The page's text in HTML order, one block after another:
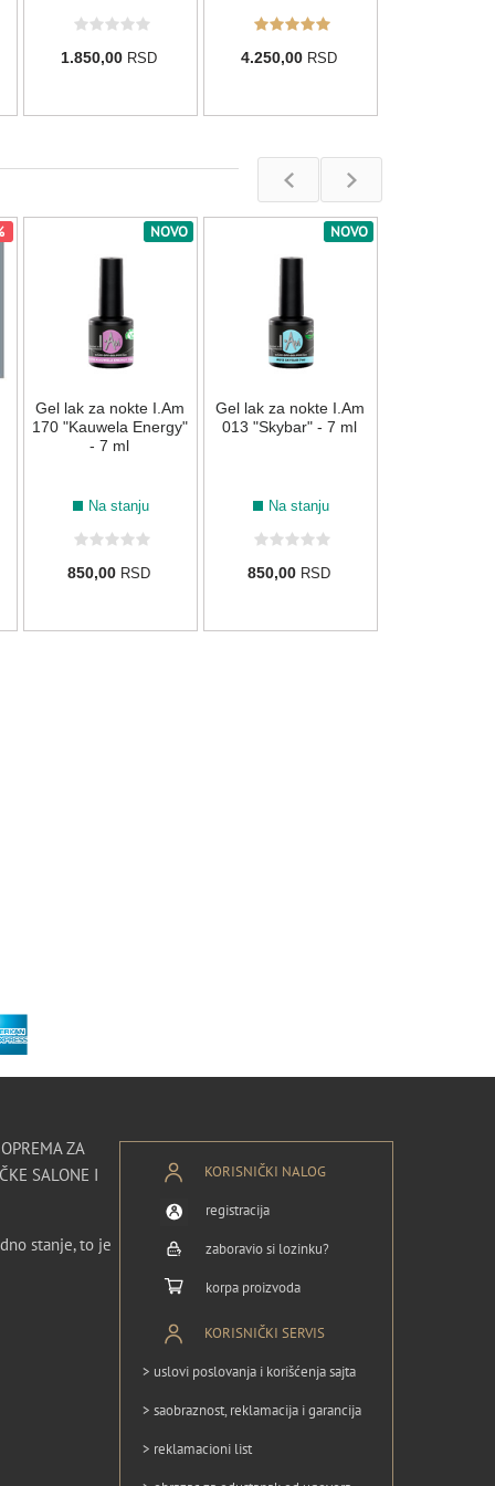
1.850,00 RSD 4.250,00 RSD
NOVO
Gel lak za nokte I.Am
170 "Kauwela Energy"
- 7 ml
Na stanju
850,00 RSD
NOVO
Gel lak za nokte I.Am
013 "Skybar" - 7 ml
Na stanju
850,00 RSD
ZA
SALONE I
stanje, to je
KORISNIČKI NALOG
registracija
zaboravio si lozinku?
korpa proizvoda
KORISNIČKI SERVIS
> uslovi poslovanja i korišćenja sajta
> saobraznost, reklamacija i garancija
> reklamacioni list